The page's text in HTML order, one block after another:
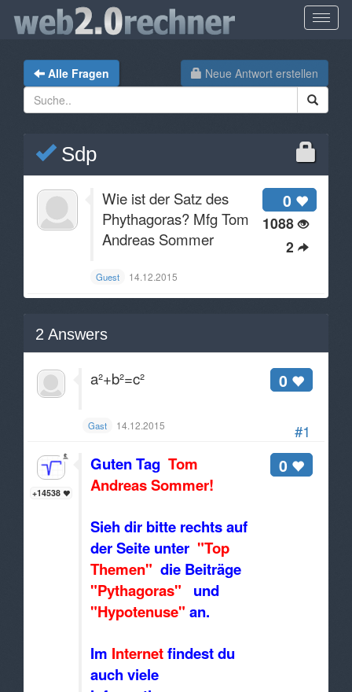
Neue Antwort erstellen
Alle Fragen
Sdp
0
1088
2
Wie ist der Satz des
Phythagoras? Mfg Tom
Andreas Sommer
Guest 14.12.2015
2 Answers
#1
0
a²+b²=c²
Gast 14.12.2015
+14538
0
Guten Tag Tom
Andreas Sommer!
Sieh dir bitte rechts auf
der Seite unter "Top
Themen" die Beiträge
"Pythagoras"
und
"Hypotenuse" an.
Im Internetfindest du
auch viele